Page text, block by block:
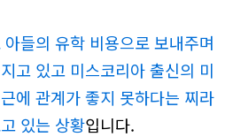
들의 유학 비용으로 보내주며
고 있고 미스코리아 출신의 미
에 관계가 좋지 못하다는 찌라
있는 상황입니다.